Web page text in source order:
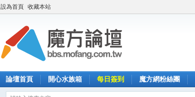
設為首頁 收藏本站
論壇首頁 開心水族箱 每日簽到 魔方網粉絲團